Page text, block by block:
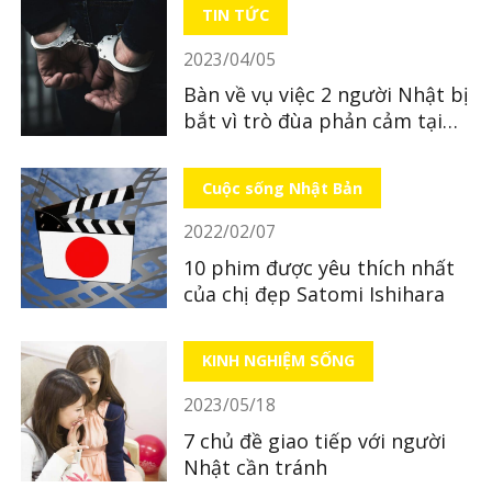
TIN TỨC
2023/04/05
Bàn về vụ việc 2 người Nhật bị
bắt vì trò đùa phản cảm tại
Cuộc sống Nhật Bản
2022/02/07
10 phim được yêu thích nhất
của chị đẹp Satomi Ishihara
KINH NGHIỆM SỐNG
2023/05/18
7 chủ đề giao tiếp với người
Nhật cần tránh